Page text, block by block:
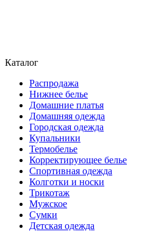
Каталог
Распродажа
Нижнее белье
Домашние платья
Домашняя одежда
Городская одежда
Купальники
Термобелье
Корректирующее белье
Спортивная одежда
Колготки и носки
Трикотаж
Мужское
Сумки
Детская одежда